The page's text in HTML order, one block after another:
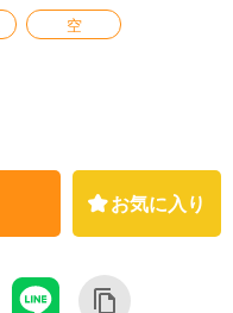
空
お気に入り